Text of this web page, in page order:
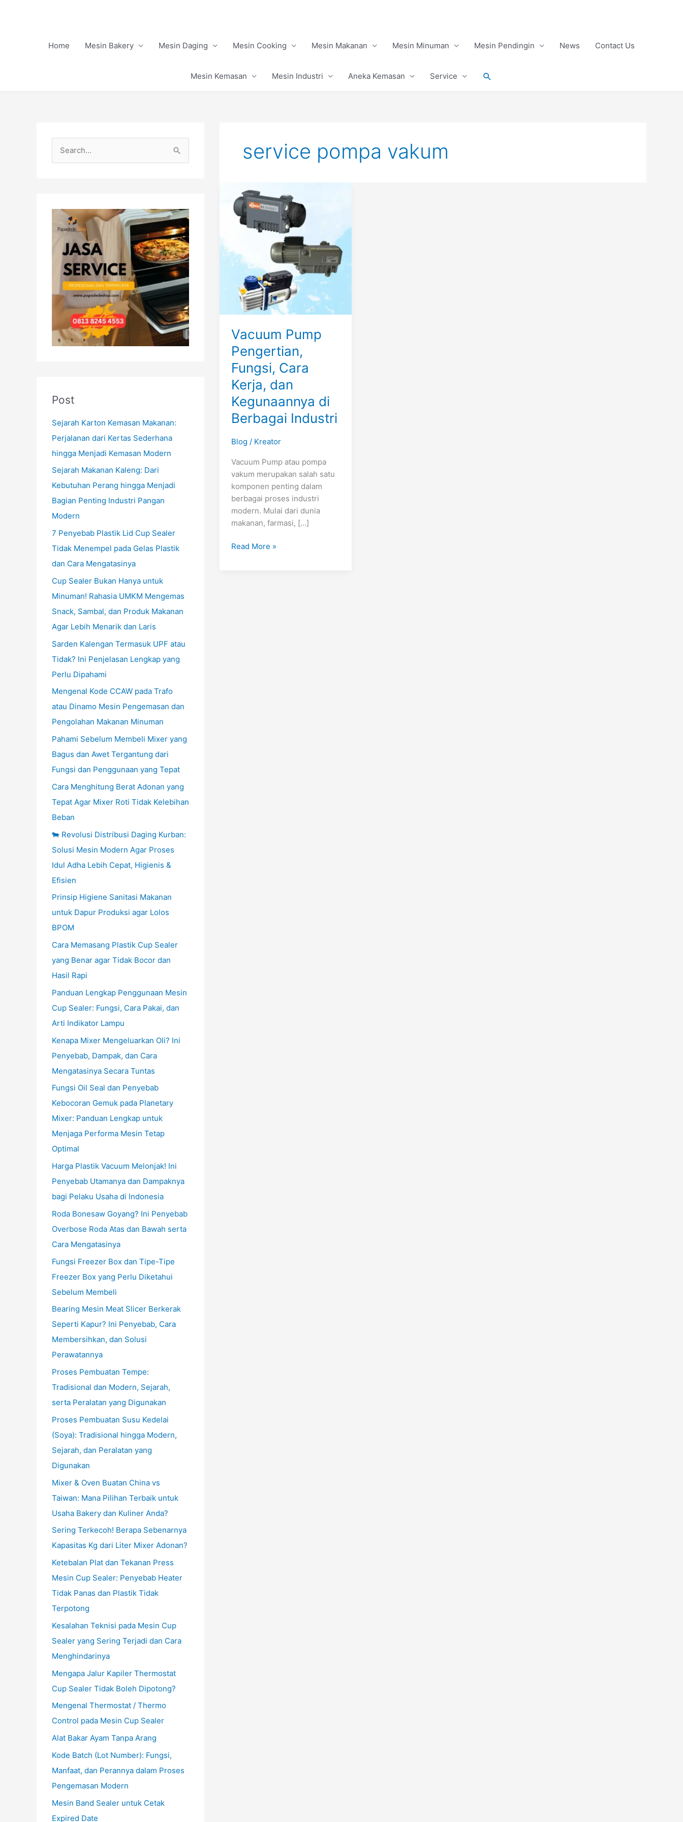
Home
Mesin Bakery Mesin Daging Mesin Cooking Mesin Makanan Mesin Minuman Mesin Pendingin News Contact Us
Mesin Kemasan Mesin Industri Aneka Kemasan Service Search
Post
Sejarah Karton Kemasan Makanan:
Perjalanan dari Kertas Sederhana
hingga Menjadi Kemasan Modern
Sejarah Makanan Kaleng: Dari
Kebutuhan Perang hingga Menjadi
Bagian Penting Industri Pangan
Modern
7 Penyebab Plastik Lid Cup Sealer
Tidak Menempel pada Gelas Plastik
dan Cara Mengatasinya
Cup Sealer Bukan Hanya untuk
Minuman! Rahasia UMKM Mengemas
Snack, Sambal, dan Produk Makanan
Agar Lebih Menarik dan Laris
Sarden Kalengan Termasuk UPF atau
Tidak? Ini Penjelasan Lengkap yang
Perlu Dipahami
Mengenal Kode CCAW pada Trafo
atau Dinamo Mesin Pengemasan dan
Pengolahan Makanan Minuman
Pahami Sebelum Membeli Mixer yang
Bagus dan Awet Tergantung dari
Fungsi dan Penggunaan yang Tepat
Cara Menghitung Berat Adonan yang
Tepat Agar Mixer Roti Tidak Kelebihan
Beban
🐄 Revolusi Distribusi Daging Kurban:
Solusi Mesin Modern Agar Proses
Idul Adha Lebih Cepat, Higienis &
Efisien
Prinsip Higiene Sanitasi Makanan
untuk Dapur Produksi agar Lolos
BPOM
Cara Memasang Plastik Cup Sealer
yang Benar agar Tidak Bocor dan
Hasil Rapi
Panduan Lengkap Penggunaan Mesin
Cup Sealer: Fungsi, Cara Pakai, dan
Arti Indikator Lampu
Kenapa Mixer Mengeluarkan Oli? Ini
Penyebab, Dampak, dan Cara
Mengatasinya Secara Tuntas
Fungsi Oil Seal dan Penyebab
Kebocoran Gemuk pada Planetary
Mixer: Panduan Lengkap untuk
Menjaga Performa Mesin Tetap
Optimal
Harga Plastik Vacuum Melonjak! Ini
Penyebab Utamanya dan Dampaknya
bagi Pelaku Usaha di Indonesia
Roda Bonesaw Goyang? Ini Penyebab
Overbose Roda Atas dan Bawah serta
Cara Mengatasinya
Fungsi Freezer Box dan Tipe-Tipe
Freezer Box yang Perlu Diketahui
Sebelum Membeli
Bearing Mesin Meat Slicer Berkerak
Seperti Kapur? Ini Penyebab, Cara
Membersihkan, dan Solusi
Perawatannya
Proses Pembuatan Tempe:
Tradisional dan Modern, Sejarah,
serta Peralatan yang Digunakan
Proses Pembuatan Susu Kedelai
(Soya): Tradisional hingga Modern,
Sejarah, dan Peralatan yang
Digunakan
Mixer & Oven Buatan China vs
Taiwan: Mana Pilihan Terbaik untuk
Usaha Bakery dan Kuliner Anda?
Sering Terkecoh! Berapa Sebenarnya
Kapasitas Kg dari Liter Mixer Adonan?
Ketebalan Plat dan Tekanan Press
Mesin Cup Sealer: Penyebab Heater
Tidak Panas dan Plastik Tidak
Terpotong
Kesalahan Teknisi pada Mesin Cup
Sealer yang Sering Terjadi dan Cara
Menghindarinya
Mengapa Jalur Kapiler Thermostat
Cup Sealer Tidak Boleh Dipotong?
Mengenal Thermostat / Thermo
Control pada Mesin Cup Sealer
Alat Bakar Ayam Tanpa Arang
Kode Batch (Lot Number): Fungsi,
Manfaat, dan Perannya dalam Proses
Pengemasan Modern
Mesin Band Sealer untuk Cetak
Expired Date
service pompa vakum
Vacuum Pump
Pengertian,
Fungsi, Cara
Kerja, dan
Kegunaannya di
Berbagai Industri
Blog / Kreator
Vacuum Pump atau pompa
vakum merupakan salah satu
komponen penting dalam
berbagai proses industri
modern. Mulai dari dunia
makanan, farmasi, […]
Vacuum
Pump
Pengertian,
Kerja,
Kegunaannya
Berbagai
Read More »